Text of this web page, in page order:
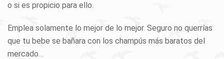
o si es propicio para ello.
Emplea solamente lo mejor de lo mejor. Seguro no querrías
que tu bebe se bañara con los champús más baratos del
mercado…